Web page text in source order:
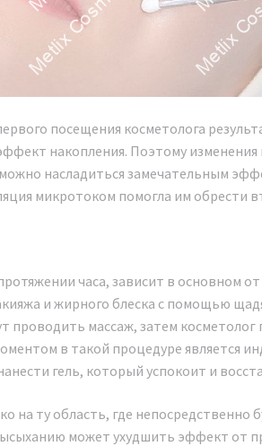
посещения косметолога
накопления. Поэтому
насладиться замечательным
микротоком помогла им обрести
часа, зависит в основном
и жирного блеска с помощью
проводить массаж, затем
в такой процедуре является
гель, который успокоит и
на ту область, где
может ухудшить эффект от